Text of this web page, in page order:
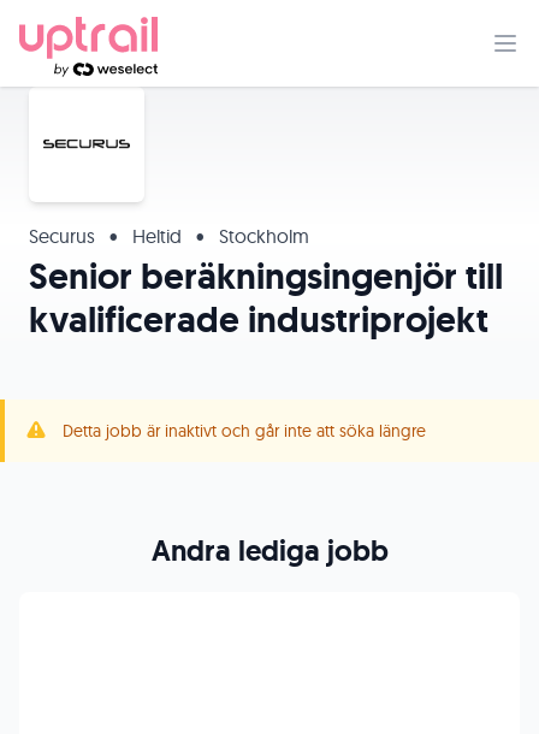
Securus • Heltid • Stockholm
Senior beräkningsingenjör till
kvalificerade industriprojekt
Detta jobb är inaktivt och går inte att söka längre
Andra lediga jobb